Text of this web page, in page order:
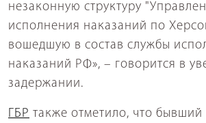
незаконную структуру
исполнения наказаний по
вошедшую в состав службы
наказаний РФ», – говорится в
задержании.
ГБР также отметило, что бывший